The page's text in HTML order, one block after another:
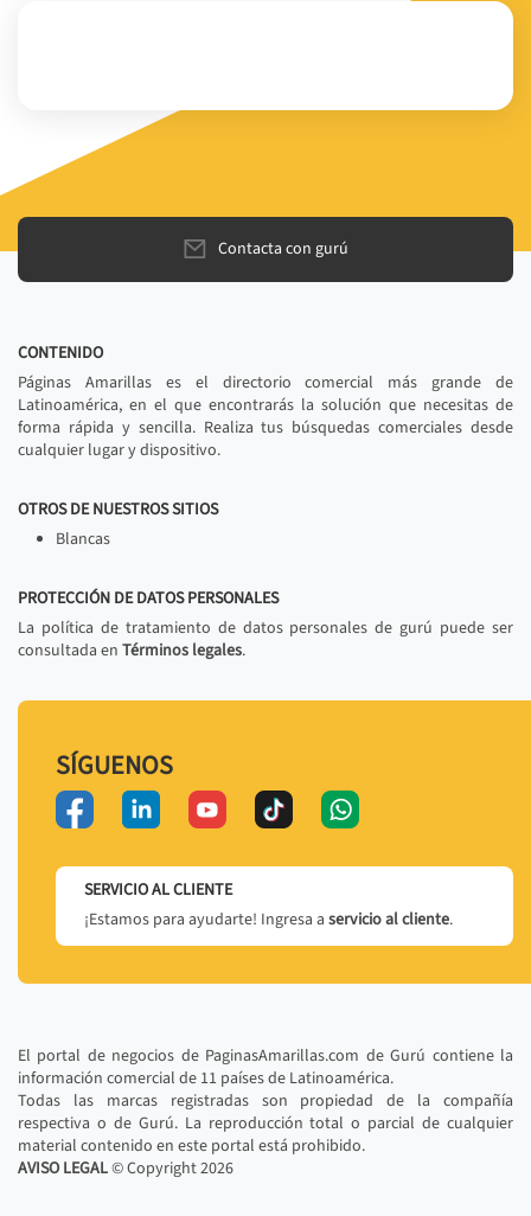
Contacta con gurú
CONTENIDO
Páginas Amarillas es el directorio comercial más grande de
Latinoamérica, en el que encontrarás la solución que necesitas de
forma rápida y sencilla. Realiza tus búsquedas comerciales desde
cualquier lugar y dispositivo.
OTROS DE NUESTROS SITIOS
Blancas
PROTECCIÓN DE DATOS PERSONALES
La política de tratamiento de datos personales de gurú puede ser
consultada en Términos legales.
SÍGUENOS
SERVICIO AL CLIENTE
¡Estamos para ayudarte! Ingresa a servicio al cliente.
El portal de negocios de PaginasAmarillas.com de Gurú contiene la
información comercial de 11 países de Latinoamérica.
Todas las marcas registradas son propiedad de la compañía
respectiva o de Gurú. La reproducción total o parcial de cualquier
material contenido en este portal está prohibido.
AVISO LEGAL© Copyright2026